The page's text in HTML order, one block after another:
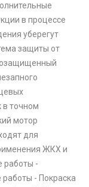
в процессе
уберегут
защиты от
в точном
мотор
для
ЖКХ и
работы -
- Покраска